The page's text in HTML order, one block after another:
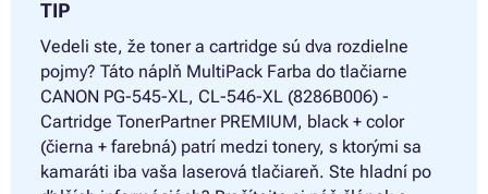
TIP
Vedeli ste, že toner a cartridge sú dva rozdielne
pojmy? Táto náplň MultiPack Farba do tlačiarne
CANON PG-545-XL, CL-546-XL (8286B006) -
Cartridge TonerPartner PREMIUM, black + color
(čierna + farebná) patrí medzi tonery, s ktorými sa
kamaráti iba vaša laserová tlačiareň. Ste hladní po